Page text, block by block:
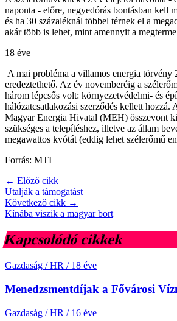
naponta - előre, negyedórás bontásban kell
és ha 30 százaléknál többel térnek el a
akár több is lehet, mint amennyit a
18 éve
A mai probléma a villamos energia törvény
eredeztethető. Az év novemberéig a
három lépcsős volt: környezetvédelmi- és
hálózatcsatlakozási szerződés kellett hozzá.
Magyar Energia Hivatal (MEH) összevont
szükséges a telepítéshez, illetve az állam
megawattos kvótát (eddig lehet szélerőmű
Forrás: MTI
← Előző cikk
Utalják a támogatást
Következő cikk →
Kínába viszik a magyar bort
Kapcsolódó cikkek
Gazdaság / HR / 18 éve
Menedzsmentdíjak a Fővárosi
Gazdaság / HR / 16 éve